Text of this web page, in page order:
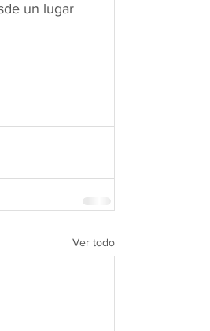
un lugar
Ver todo